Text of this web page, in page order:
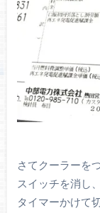
さてクーラーを
スイッチを消し
タイマーかけて